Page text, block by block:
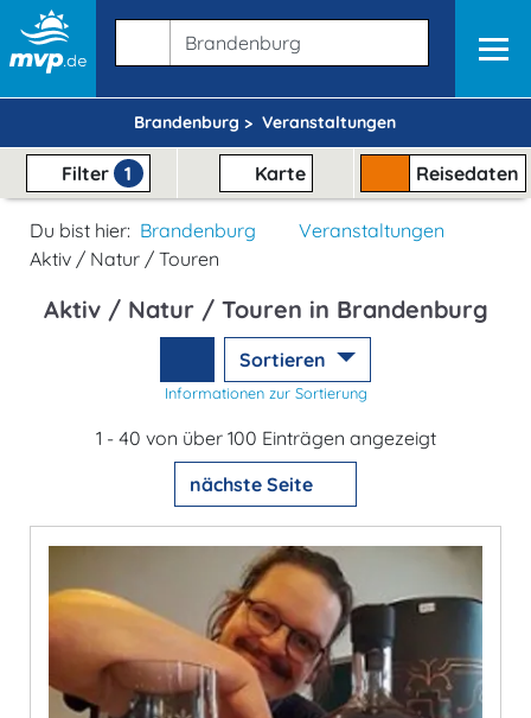
Brandenburg > Veranstaltungen
Filter 1 Karte Reisedaten
Du bist hier: Brandenburg
Veranstaltungen
Aktiv / Natur / Touren
Aktiv / Natur / Touren in Brandenburg
Sortieren
Informationen zur Sortierung
1 - 40 von über 100 Einträgen angezeigt
nächste Seite